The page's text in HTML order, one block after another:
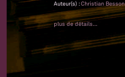
Auteur(s) :Christian Besson
plus de détails...